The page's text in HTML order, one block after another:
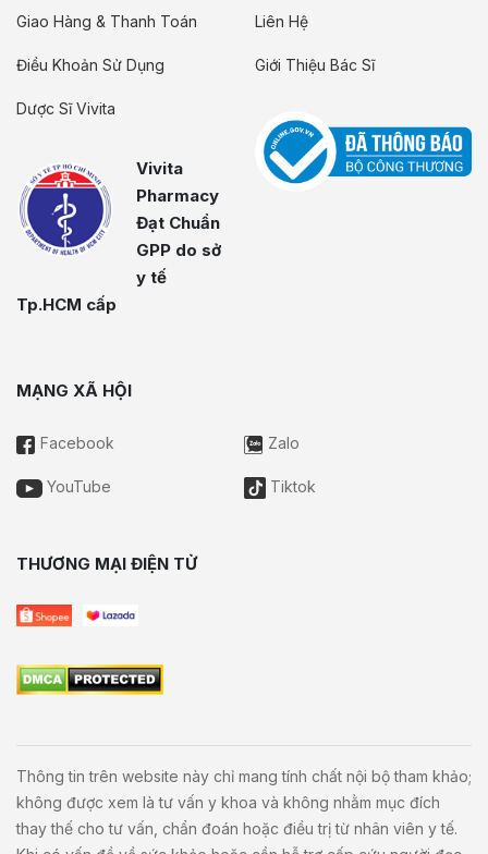
Giao Hàng & Thanh Toán
Điều Khoản Sử Dụng
Dược Sĩ Vivita
Vivita
Pharmacy
Đạt Chuẩn
GPP do sở
y tế
Tp.HCM cấp
Liên Hệ
Giới Thiệu Bác Sĩ
MẠNG XÃ HỘI
Facebook Zalo
YouTube Tiktok
THƯƠNG MẠI ĐIỆN TỬ
Thông tin trên website này chỉ mang tính chất nội bộ tham khảo;
không được xem là tư vấn y khoa và không nhằm mục đích
thay thế cho tư vấn, chẩn đoán hoặc điều trị từ nhân viên y tế.